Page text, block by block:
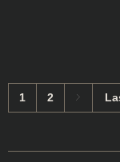
1 2